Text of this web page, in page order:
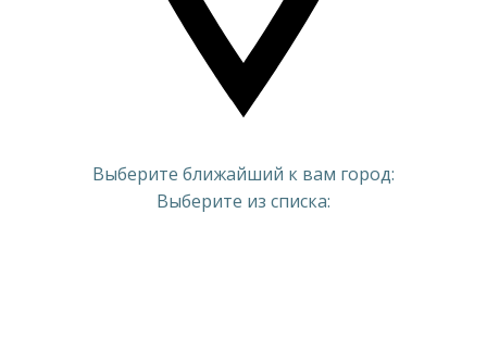
Выберите ближайший к вам город:
Выберите из списка: